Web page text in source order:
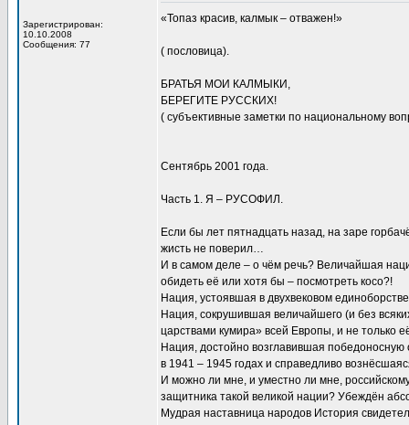
Зарегистрирован:
10.10.2008
Сообщения: 77
«Топаз красив, калмык – отважен!»
( пословица).
БРАТЬЯ МОИ КАЛМЫКИ,
БЕРЕГИТЕ РУССКИХ!
( субъективные заметки по национальному
Сентябрь 2001 года.
Часть 1. Я – РУСОФИЛ.
Если бы лет пятнадцать назад, на заре
жисть не поверил…
И в самом деле – о чём речь? Величайшая
обидеть её или хотя бы – посмотреть косо?!
Нация, устоявшая в двухвековом
Нация, сокрушившая величайшего (и без
царствами кумира» всей Европы, и не только
Нация, достойно возглавившая
в 1941 – 1945 годах и справедливо
И можно ли мне, и уместно ли мне,
защитника такой великой нации? Убеждён
Мудрая наставница народов История